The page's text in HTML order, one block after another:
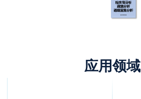
应用领域